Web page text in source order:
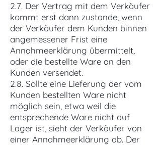
2.7. Der Vertrag mit dem Verkäufer
kommt erst dann zustande, wenn
der Verkäufer dem Kunden binnen
angemessener Frist eine
Annahmeerklärung übermittelt,
oder die bestellte Ware an den
Kunden versendet.
2.8. Sollte eine Lieferung der vom
Kunden bestellten Ware nicht
möglich sein, etwa weil die
entsprechende Ware nicht auf
Lager ist, sieht der Verkäufer von
einer Annahmeerklärung ab. Der